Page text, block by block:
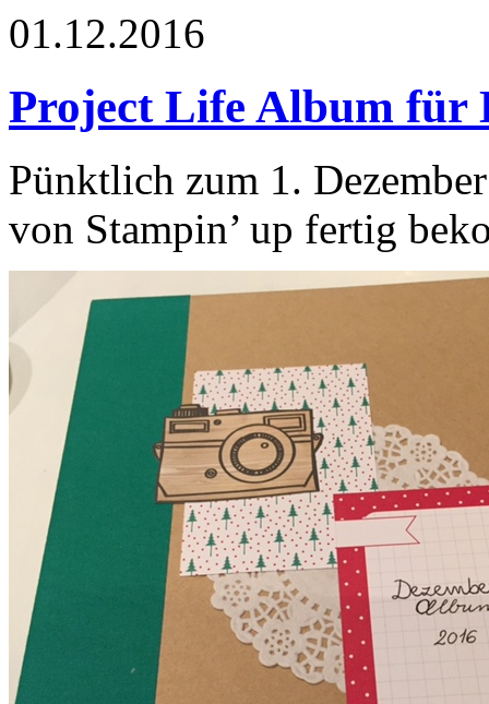
01.12.2016
Project Life Album für
Pünktlich zum 1.
von Stampin’ up fertig